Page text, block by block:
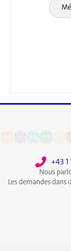
+43 1
Nous
Les demandes dans